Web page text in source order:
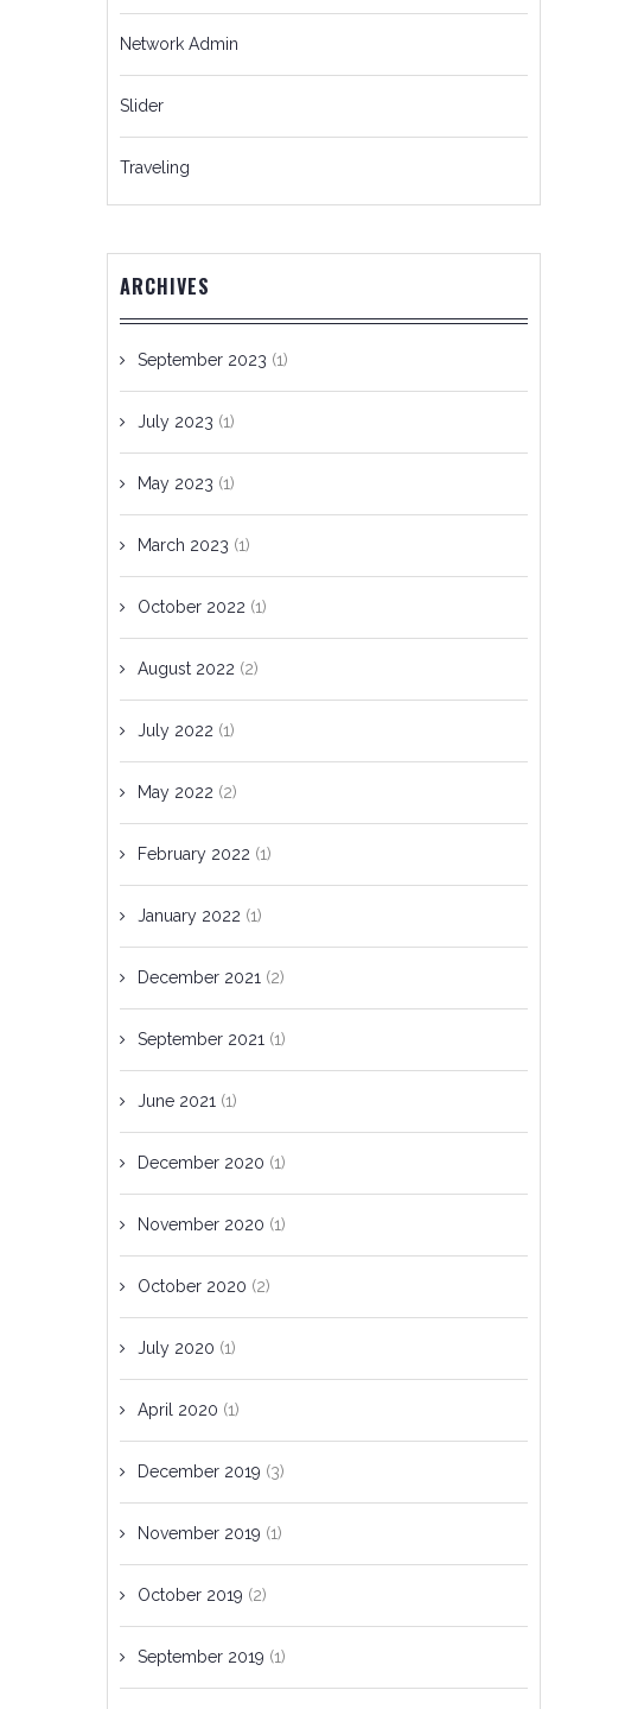
Network Admin
Slider
Traveling
ARCHIVES
September 2023 (1)
July 2023 (1)
May 2023 (1)
March 2023 (1)
October 2022 (1)
August 2022 (2)
July 2022 (1)
May 2022 (2)
February 2022 (1)
January 2022 (1)
December 2021 (2)
September 2021 (1)
June 2021 (1)
December 2020 (1)
November 2020 (1)
October 2020 (2)
July 2020 (1)
April 2020 (1)
December 2019 (3)
November 2019 (1)
October 2019 (2)
September 2019 (1)